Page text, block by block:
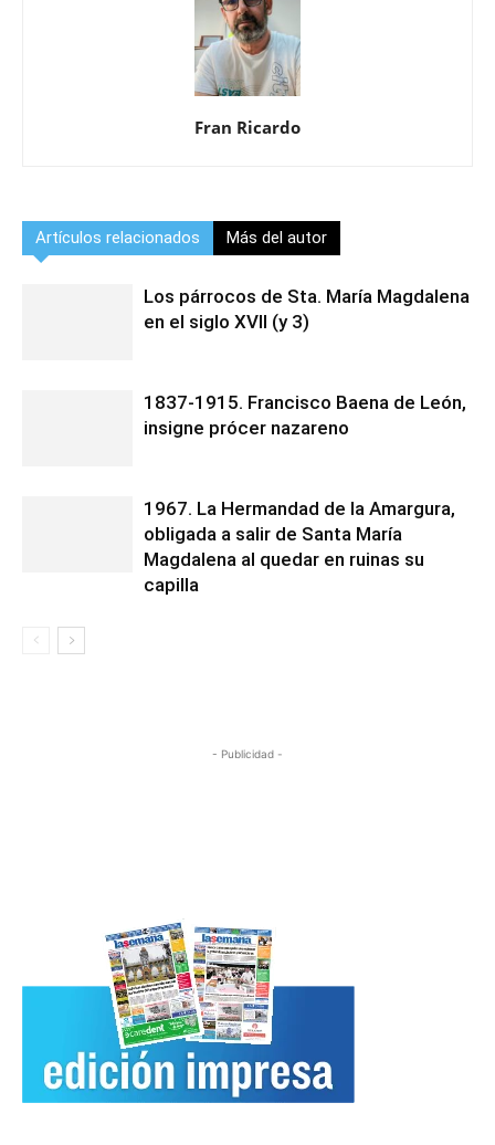
Fran Ricardo
Artículos relacionados Más del autor
Los párrocos de Sta. María Magdalena
en el siglo XVII (y 3)
1837-1915. Francisco Baena de León,
insigne prócer nazareno
1967. La Hermandad de la Amargura,
obligada a salir de Santa María
Magdalena al quedar en ruinas su
capilla
- Publicidad -